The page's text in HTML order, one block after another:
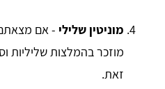
מוניטין שלילי - אם
מוזכר בהמלצות שליליות
זאת.